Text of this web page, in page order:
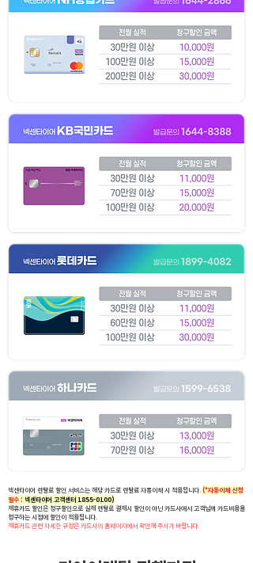
넥센타이어 렌탈료 할인 서비스는 해당 카드로 렌탈료 자동이체 시 적용됩니다.(*자동이체 신청
필수 : 넥센타이어 고객센터 1855-0100)
제휴카드 할인은 청구할인으로 실제 렌탈료 결제시 할인이 아닌 카드사에서 고객님께 카드비용을
청구하는 시점에 할인이 적용됩니다.
제휴카드 관련 자세한 규정은 카드사의 홈페이지에서 확인해 주시기 바랍니다.